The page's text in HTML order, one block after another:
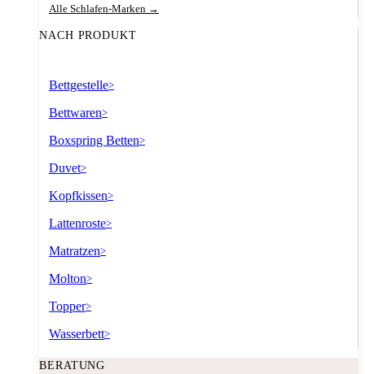
Alle Schlafen-Marken →
NACH PRODUKT
Bettgestelle>
Bettwaren>
Boxspring Betten>
Duvet>
Kopfkissen>
Lattenroste>
Matratzen>
Molton>
Topper>
Wasserbett>
BERATUNG